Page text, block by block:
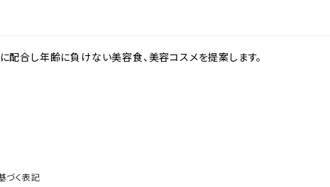
配合し年齢に負けない美容食、美容コスメを提案します。
づく表記